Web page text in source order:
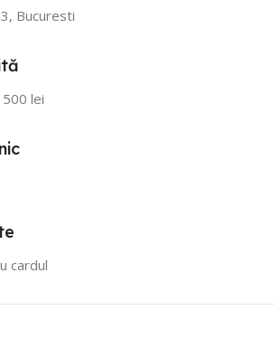
Bucuresti
lei
cardul